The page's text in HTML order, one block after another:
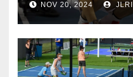
NOV 20, 2024